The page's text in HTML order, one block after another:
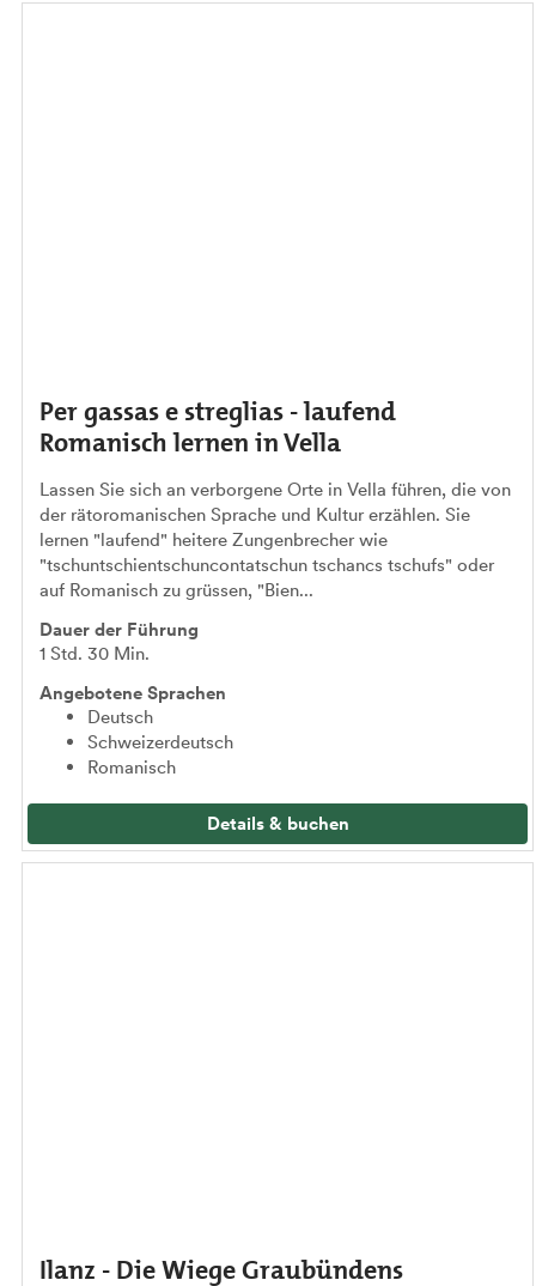
Per gassas e streglias - laufend
Romanisch lernen in Vella
Lassen Sie sich an verborgene Orte in Vella führen, die von
der rätoromanischen Sprache und Kultur erzählen. Sie
lernen "laufend" heitere Zungenbrecher wie
"tschuntschientschuncontatschun tschancs tschufs" oder
auf Romanisch zu grüssen, "Bien...
Dauer der Führung
1 Std. 30 Min.
Angebotene Sprachen
Deutsch
Schweizerdeutsch
Romanisch
Details & buchen
Ilanz - Die Wiege Graubündens